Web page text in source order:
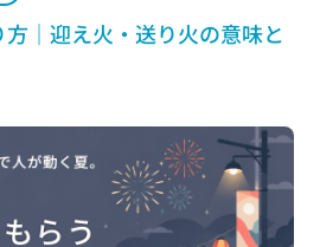
｜迎え火・送り火の意味と